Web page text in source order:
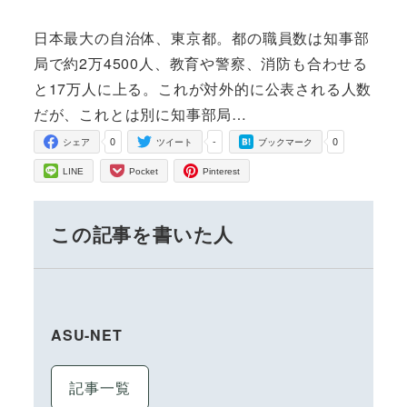
日本最大の自治体、東京都。都の職員数は知事部
局で約2万4500人、教育や警察、消防も合わせる
と17万人に上る。これが対外的に公表される人数
だが、これとは別に知事部局…
0
シェア -
ツイート 0
ブックマーク
LINE Pocket Pinterest
この記事を書いた人
ASU-NET
記事一覧